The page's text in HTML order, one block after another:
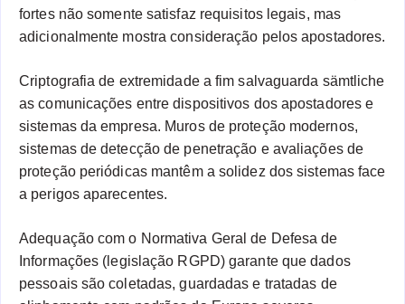
fortes não somente satisfaz requisitos legais, mas
adicionalmente mostra consideração pelos apostadores.
Criptografia de extremidade a fim salvaguarda sämtliche
as comunicações entre dispositivos dos apostadores e
sistemas da empresa. Muros de proteção modernos,
sistemas de detecção de penetração e avaliações de
proteção periódicas mantêm a solidez dos sistemas face
a perigos aparecentes.
Adequação com o Normativa Geral de Defesa de
Informações (legislação RGPD) garante que dados
pessoais são coletadas, guardadas e tratadas de